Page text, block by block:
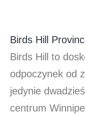
Birds Hill
Birds Hill to
odpoczynek od
jedynie
centrum